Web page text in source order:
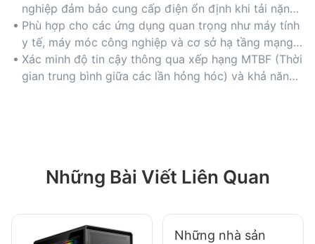
nghiệp đảm bảo cung cấp điện ổn định khi tải nặng,
giảm thiểu thời gian chết.
Phù hợp cho các ứng dụng quan trọng như máy tính
y tế, máy móc công nghiệp và cơ sở hạ tầng mạng
yêu cầu hoạt động không bị gián đoạn.
Xác minh độ tin cậy thông qua xếp hạng MTBF (Thời
gian trung bình giữa các lần hỏng hóc) và khả năng
Những Bài Viết Liên Quan
Những nhà sản